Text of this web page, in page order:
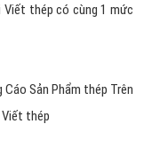
Viết thép có cùng 1 mức
Sản Phẩm thép Trên
Viết thép